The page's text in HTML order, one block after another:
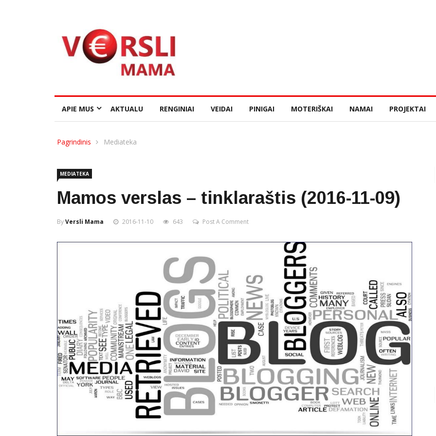
APIE MUS AKTUALU RENGINIAI VEIDAI PINIGAI MOTERIŠKAI NAMAI PROJEKTAI
Pagrindinis Mediateka
MEDIATEKA
Mamos verslas – tinklaraštis (2016-11-09)
ByVersli Mama 2016-11-10 643 Post A Comment